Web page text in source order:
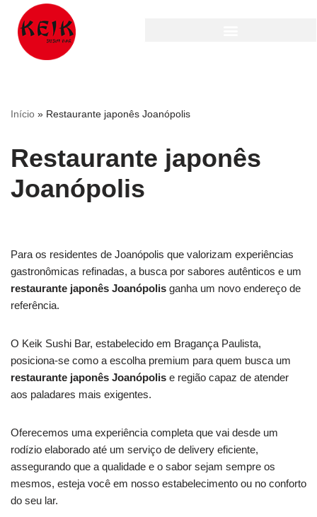
Pular
para
Início » Restaurante japonês Joanópolis
Restaurante japonês
Joanópolis
Para os residentes de Joanópolis que valorizam experiências
gastronômicas refinadas, a busca por sabores autênticos e um
restaurante japonês Joanópolis ganha um novo endereço de
referência.
O Keik Sushi Bar, estabelecido em Bragança Paulista,
posiciona-se como a escolha premium para quem busca um
restaurante japonês Joanópolis e região capaz de atender
aos paladares mais exigentes.
Oferecemos uma experiência completa que vai desde um
rodízio elaborado até um serviço de delivery eficiente,
assegurando que a qualidade e o sabor sejam sempre os
mesmos, esteja você em nosso estabelecimento ou no conforto
do seu lar.